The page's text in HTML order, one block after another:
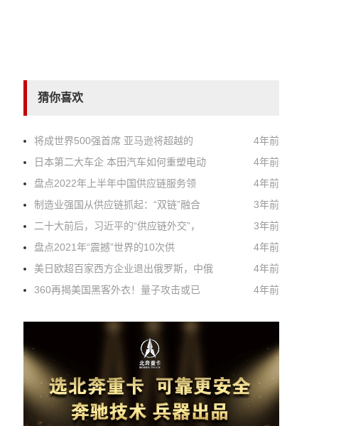
猜你喜欢
将成世界500强首席 亚马逊将超越的
4年前
日本第二大车企 本田汽车如何重塑电动
4年前
盘点2022年上半年中国供应链服务领
4年前
制造业强国从供应链抓起：“双链”融合
3年前
二十大前后，习近平的“供应链外交”，
3年前
盘点2021年“震撼”世界的10次供
4年前
美日欧超百家西方企业退出俄罗斯，中俄
4年前
360再揭美国黑客外衣！量子攻击或已
4年前